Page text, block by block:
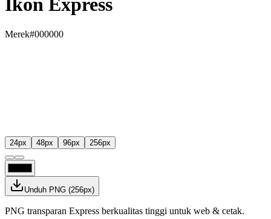
Ikon Express
Merek#000000
24px 48px 96px 256px
Unduh PNG (256px)
PNG transparan Express berkualitas tinggi untuk web & cetak.